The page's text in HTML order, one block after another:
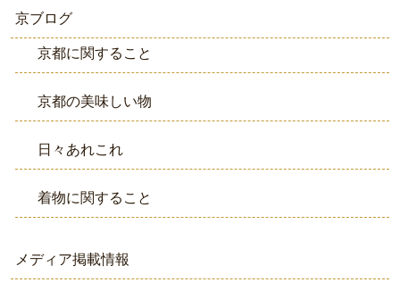
京ブログ
京都に関すること
京都の美味しい物
日々あれこれ
着物に関すること
メディア掲載情報